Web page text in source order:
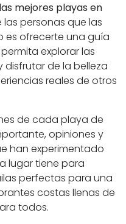
las mejores playas en
personas que las
es ofrecerte una guía
explorar las
de la belleza
reales de otros
de cada playa de
opiniones y
han experimentado
lugar tiene para
perfectas para una
costas llenas de
todos.